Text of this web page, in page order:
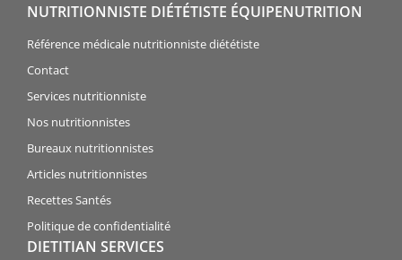
NUTRITIONNISTE DIÉTÉTISTE ÉQUIPENUTRITION
Référence médicale nutritionniste diététiste
Contact
Services nutritionniste
Nos nutritionnistes
Bureaux nutritionnistes
Articles nutritionnistes
Recettes Santés
Politique de confidentialité
DIETITIAN SERVICES